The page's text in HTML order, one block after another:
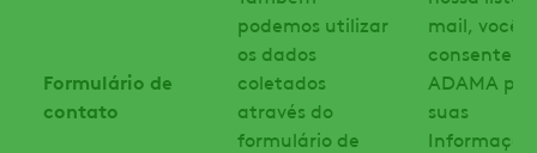
Formulário de
contato
podemos utilizar
os dados
coletados
através do
formulário de
mail, você
consente
ADAMA
suas